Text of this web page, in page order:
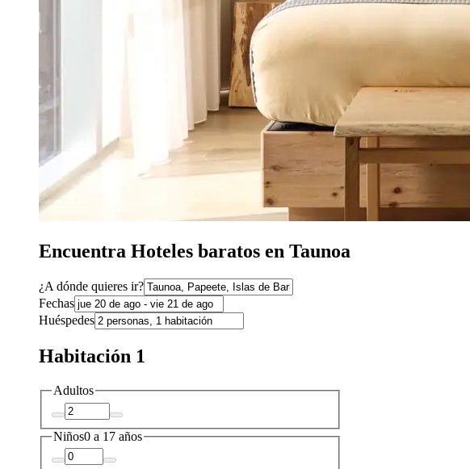
Encuentra Hoteles baratos en Taunoa
¿A dónde quieres ir?
Fechas
Huéspedes
Habitación 1
Adultos
Niños0 a 17 años